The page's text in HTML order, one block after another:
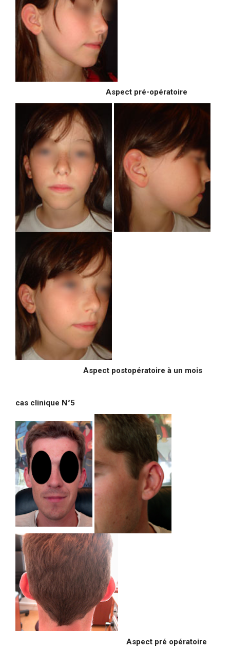
Aspect pré-opératoire
Aspect postopératoire à un mois
cas clinique N°5
Aspect pré opératoire